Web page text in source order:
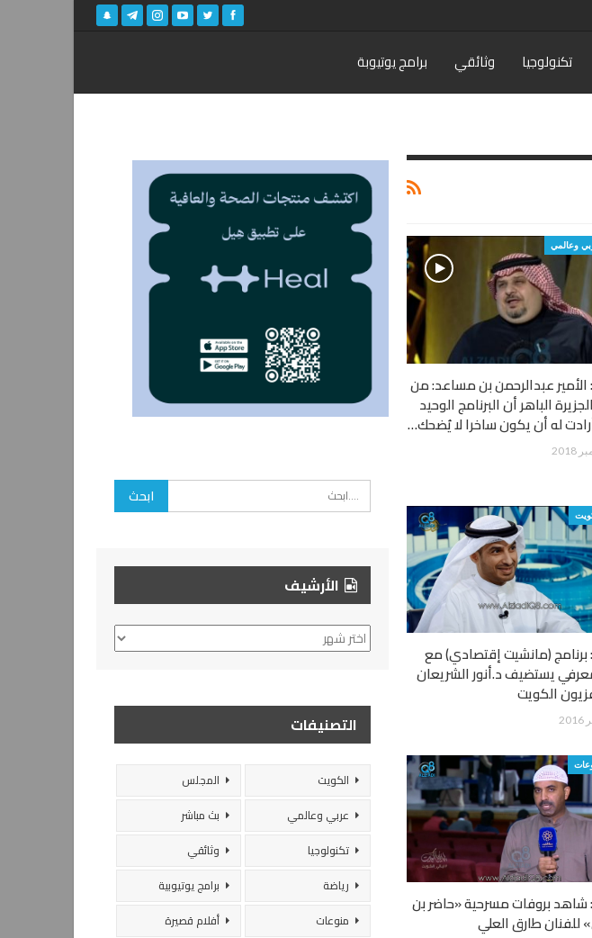
تكنولوجيا وثائقي برامج يوتيوبة
وعالمي
الأمير عبدالرحمن بن مساعد: من
الباهر أن البرنامج الوحيد
له أن يكون ساخرا لا يُضحك…
برنامج (مانشيت إقتصادي) مع
يستضيف د.أنور الشريعان
الكويت
شاهد بروفات مسرحية «حاضر بن
طارق العلي
الأرشيف
الأرشيف
التصنيفات
الكويت
المجلس
عربي وعالمي
بث مباشر
تكنولوجيا
وثائقي
رياضة
برامج يوتيوبية
منوعات
أفلام قصيرة